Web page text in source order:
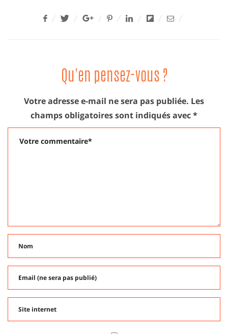
Qu'en pensez-vous ?
Votre adresse e-mail ne sera pas publiée. Les
champs obligatoires sont indiqués avec*